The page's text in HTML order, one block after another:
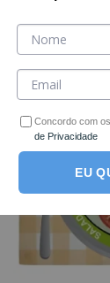
Concordo com
de Privacidade
EU